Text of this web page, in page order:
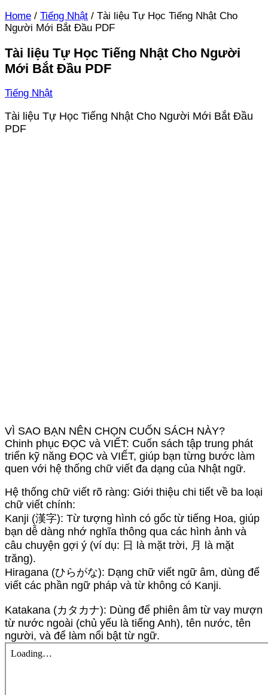
Home / Tiếng Nhật / Tài liệu Tự Học Tiếng Nhật Cho
Người Mới Bắt Đầu PDF
Tài liệu Tự Học Tiếng Nhật Cho Người
Mới Bắt Đầu PDF
Tiếng Nhật
Tài liệu Tự Học Tiếng Nhật Cho Người Mới Bắt Đầu
PDF
VÌ SAO BẠN NÊN CHỌN CUỐN SÁCH NÀY?
Chinh phục ĐỌC và VIẾT: Cuốn sách tập trung phát
triển kỹ năng ĐỌC và VIẾT, giúp bạn từng bước làm
quen với hệ thống chữ viết đa dạng của Nhật ngữ.
Hệ thống chữ viết rõ ràng: Giới thiệu chi tiết về ba loại
chữ viết chính:
Kanji (漢字): Từ tượng hình có gốc từ tiếng Hoa, giúp
bạn dễ dàng nhớ nghĩa thông qua các hình ảnh và
câu chuyện gợi ý (ví dụ: 日 là mặt trời, 月 là mặt
trăng).
Hiragana (ひらがな): Dạng chữ viết ngữ âm, dùng để
viết các phần ngữ pháp và từ không có Kanji.
Katakana (カタカナ): Dùng để phiên âm từ vay mượn
từ nước ngoài (chủ yếu là tiếng Anh), tên nước, tên
người, và để làm nổi bật từ ngữ.